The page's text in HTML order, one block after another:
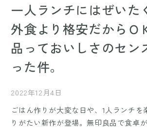
一人ランチにはぜいた
外食より格安だからＯ
品っておいしさのセン
った件。
2022年12月4日
ごはん作りが大変な日や、1人ランチを
りがたい新作が登場。無印良品で食卓